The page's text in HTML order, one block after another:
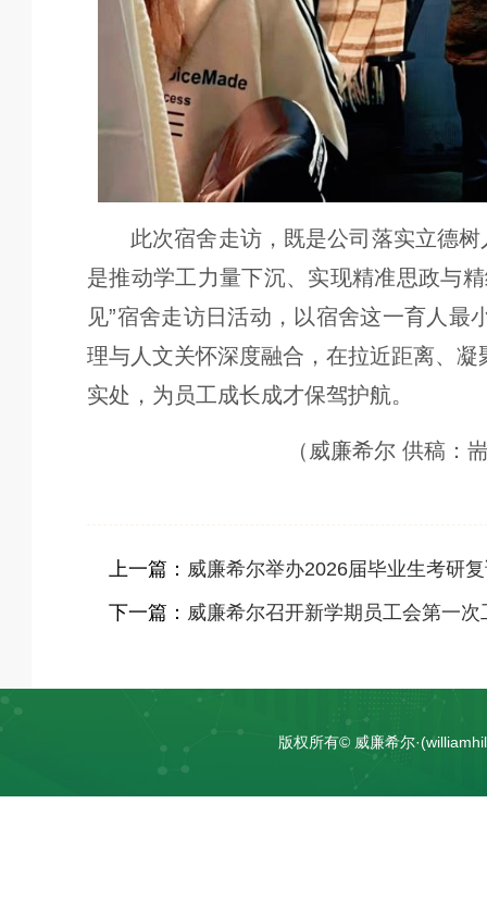
此次宿舍走访，既是公司落实立德
是推动学工力量下沉、实现精准思政与
见”宿舍走访日活动，以宿舍这一育人
理与人文关怀深度融合，在拉近距离、
实处，为员工成长成才保驾护航。
（威廉希尔 供稿：
上一篇： 威廉希尔举办2026届毕业生考研
下一篇： 威廉希尔召开新学期员工会第一次
版权所有© 威廉希尔